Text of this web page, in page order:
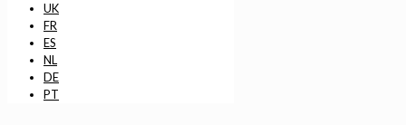
UK
FR
ES
NL
DE
PT